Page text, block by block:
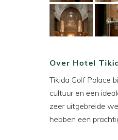
Over Hotel
Tikida Golf Palace
cultuur en een
zeer uitgebreide
hebben een